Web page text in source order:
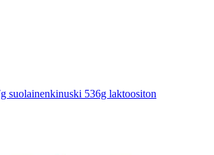
suolainenkinuski 536g laktoositon